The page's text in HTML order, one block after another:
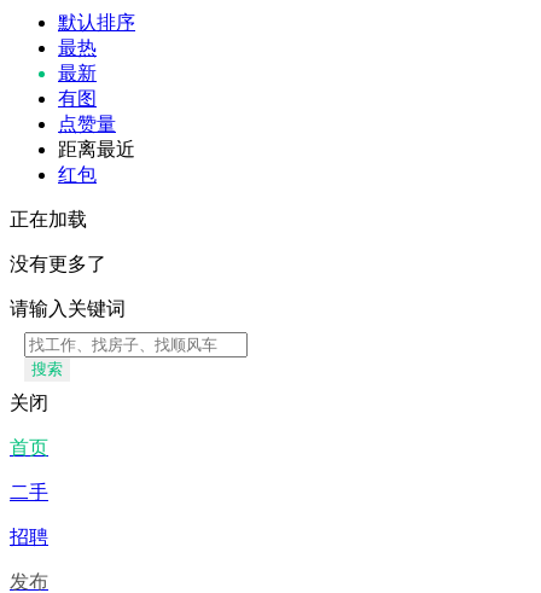
默认排序
最热
最新
有图
点赞量
距离最近
红包
正在加载
没有更多了
请输入关键词
搜索
关闭
首页
二手
招聘
发布